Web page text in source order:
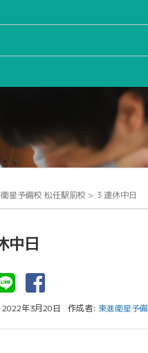
星予備校 松任駅前校 > ３連休中日
中日
年3月20日 作成者: 東進衛星予